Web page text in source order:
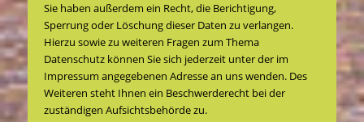
Sie haben außerdem ein Recht, die Berichtigung,
Sperrung oder Löschung dieser Daten zu verlangen.
Hierzu sowie zu weiteren Fragen zum Thema
Datenschutz können Sie sich jederzeit unter der im
Impressum angegebenen Adresse an uns wenden. Des
Weiteren steht Ihnen ein Beschwerderecht bei der
zuständigen Aufsichtsbehörde zu.